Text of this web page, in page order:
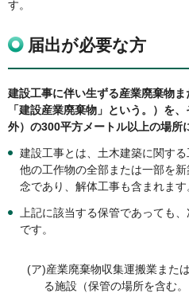
す。
届出が必要な方
建設工事に伴い生ずる産業廃棄物
「建設産業廃棄物」という。）を
外）の300平方メートル以上の場所
建設工事とは、土木建築に関す
他の工作物の全部または一部を
念であり、解体工事も含まれます
上記に該当する保管であっても
です。
(ア)産業廃棄物収集運搬業また
る施設（保管の場所を含む